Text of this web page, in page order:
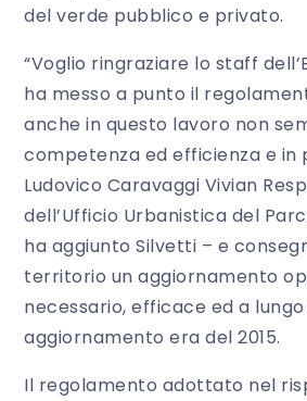
del verde pubblico e privato.
“Voglio ringraziare lo staff
ha messo a punto il
anche in questo lavoro non
competenza ed efficienza e in
Ludovico Caravaggi Vivian
dell’Ufficio Urbanistica del
ha aggiunto Silvetti – e
territorio un aggiornamento
necessario, efficace ed a lungo
aggiornamento era del 2015.
Il regolamento adottato nel